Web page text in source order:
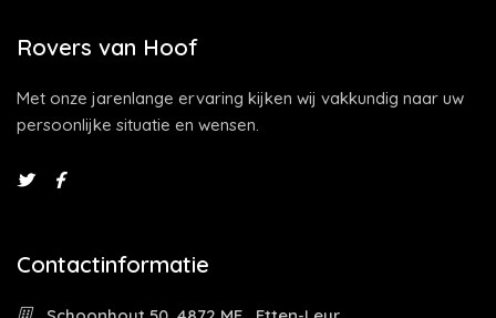
Rovers van Hoof
Met onze jarenlange ervaring kijken wij vakkundig naar uw
persoonlijke situatie en wensen.
Contactinformatie